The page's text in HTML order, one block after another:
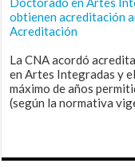
obtienen acreditación
Acreditación
La CNA acordó
en Artes Integradas y
máximo de años
(según la normativa